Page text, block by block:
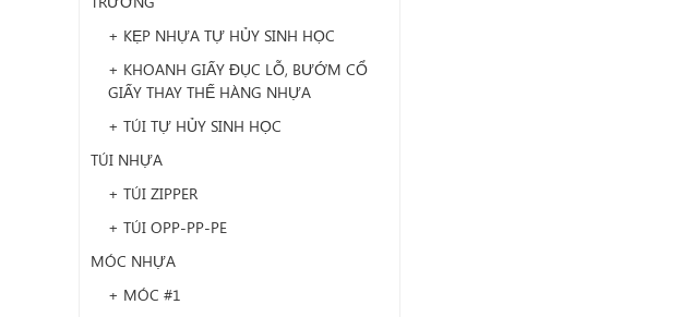
+ KẸP NHỰA TỰ HỦY SINH HỌC
+ KHOANH GIẤY ĐỤC LỖ, BƯỚM CỔ
GIẤY THAY THẾ HÀNG NHỰA
+ TÚI TỰ HỦY SINH HỌC
TÚI NHỰA
+ TÚI ZIPPER
+ TÚI OPP-PP-PE
MÓC NHỰA
+ MÓC #1